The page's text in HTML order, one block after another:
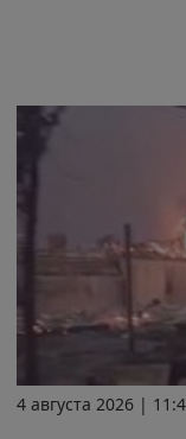
4 августа 2026 |